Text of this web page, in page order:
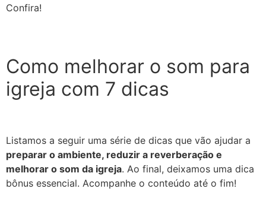
Confira!
Como melhorar o som para
igreja com 7 dicas
Listamos a seguir uma série de dicas que vão ajudar a
preparar o ambiente, reduzir a reverberação e
melhorar o som da igreja. Ao final, deixamos uma dica
bônus essencial. Acompanhe o conteúdo até o fim!